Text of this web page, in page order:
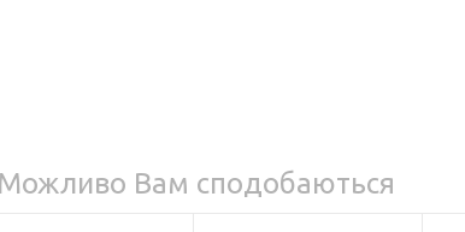
Можливо Вам сподобаються